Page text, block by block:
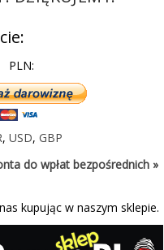
PLN:
,USD,GBP
do wpłat bezpośrednich »
kupując w naszym sklepie.